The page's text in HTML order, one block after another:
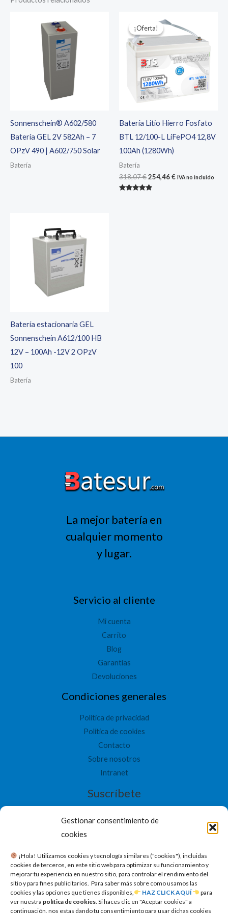
Gestionar consentimiento de
cookies
​ ¡Hola! Utilizamos cookies y tecnología similares ("cookies"), incluidas
cookies de terceros, en este sitio web para optimizar su funcionamiento y
mejorar tu experiencia en nuestro sitio, para controlar el rendimiento del
sitio y para fines publicitarios. Para saber más sobre como usamos las
cookies y las opciones que tienes disponibles,
HAZ CLICK AQUÍ
para
ver nuestra política de cookies. Si haces clic en "Aceptar cookies" a
continuación, nos estas dando tu consentimiento para usar dichas cookies
Sonnenschein® A602/580
Batería GEL 2V 582Ah – 7
OPzV 490 | A602/750 Solar
Batería
¡Oferta!
¡Oferta!
Batería Litio Hierro Fosfato
BTL 12/100-L LiFePO4 12,8V
100Ah (1280Wh)
Batería
318,07€El
precio
254,46€ElIVA no incluido
Batería estacionaria GEL
Sonnenschein A612/100 HB
12V – 100Ah -12V 2 OPzV
100
Batería
La mejor batería en
cualquier momento
y lugar.
Servicio al cliente
Mi cuenta
Carrito
Blog
Garantías
Devoluciones
Condiciones generales
Política de privacidad
Política de cookies
Contacto
Sobre nosotros
Intranet
Suscríbete
SUSCRIBETE